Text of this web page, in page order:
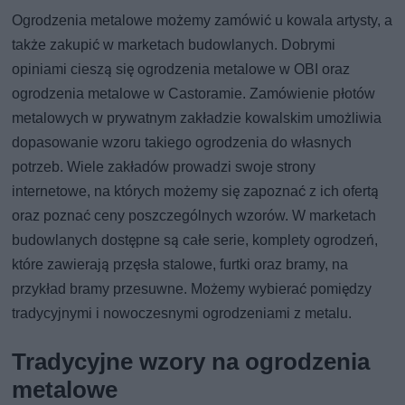
Ogrodzenia metalowe możemy zamówić u kowala artysty, a
także zakupić w marketach budowlanych. Dobrymi
opiniami cieszą się ogrodzenia metalowe w OBI oraz
ogrodzenia metalowe w Castoramie. Zamówienie płotów
metalowych w prywatnym zakładzie kowalskim umożliwia
dopasowanie wzoru takiego ogrodzenia do własnych
potrzeb. Wiele zakładów prowadzi swoje strony
internetowe, na których możemy się zapoznać z ich ofertą
oraz poznać ceny poszczególnych wzorów. W marketach
budowlanych dostępne są całe serie, komplety ogrodzeń,
które zawierają przęsła stalowe, furtki oraz bramy, na
przykład bramy przesuwne. Możemy wybierać pomiędzy
tradycyjnymi i nowoczesnymi ogrodzeniami z metalu.
Tradycyjne wzory na ogrodzenia
metalowe